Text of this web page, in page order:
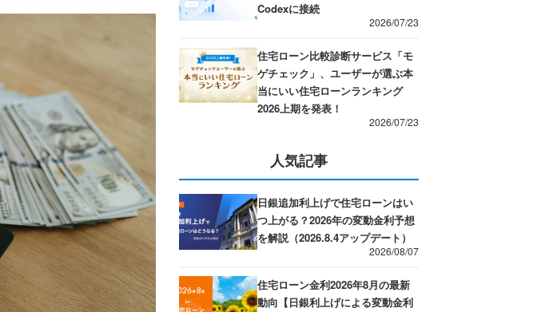
Codexに接続
2026/07/23
住宅ローン比較診断サービス「モ
ゲチェック」、ユーザーが選ぶ本
当にいい住宅ローンランキング
2026上期を発表！
2026/07/23
人気記事
日銀追加利上げで住宅ローンはい
つ上がる？2026年の変動金利予想
を解説（2026.8.4アップデート）
2026/08/07
住宅ローン金利2026年8月の最新
動向【日銀利上げによる変動金利